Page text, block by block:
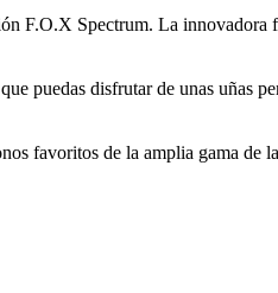
F.O.X Spectrum. La
puedas disfrutar de unas uñas
favoritos de la amplia gama